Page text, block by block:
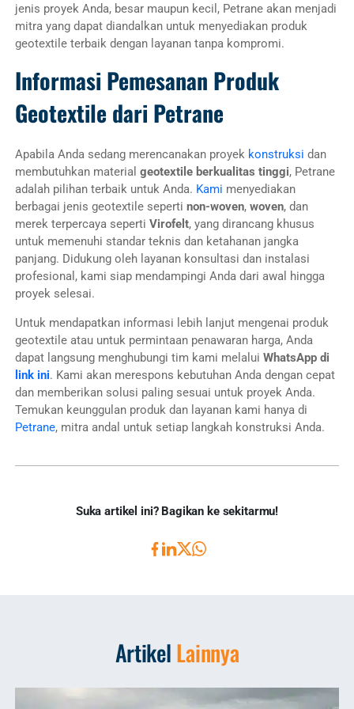
jenis proyek Anda, besar maupun kecil, Petrane akan menjadi
mitra yang dapat diandalkan untuk menyediakan produk
geotextile terbaik dengan layanan tanpa kompromi.
Informasi Pemesanan Produk
Geotextile dari Petrane
Apabila Anda sedang merencanakan proyek konstruksi dan
membutuhkan material geotextile berkualitas tinggi, Petrane
adalah pilihan terbaik untuk Anda. Kami menyediakan
berbagai jenis geotextile seperti non-woven, woven, dan
merek terpercaya seperti Virofelt, yang dirancang khusus
untuk memenuhi standar teknis dan ketahanan jangka
panjang. Didukung oleh layanan konsultasi dan instalasi
profesional, kami siap mendampingi Anda dari awal hingga
proyek selesai.
Untuk mendapatkan informasi lebih lanjut mengenai produk
geotextile atau untuk permintaan penawaran harga, Anda
dapat langsung menghubungi tim kami melalui WhatsApp di
link ini. Kami akan merespons kebutuhan Anda dengan cepat
dan memberikan solusi paling sesuai untuk proyek Anda.
Temukan keunggulan produk dan layanan kami hanya di
Petrane, mitra andal untuk setiap langkah konstruksi Anda.
Suka artikel ini? Bagikan ke sekitarmu!
ArtikelLainnya